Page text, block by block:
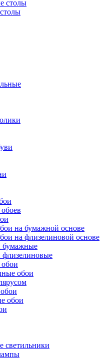
столы
на бумажной основе
на флизелиновой основе
бумажные
флизелиновые
обои
обои
светильники